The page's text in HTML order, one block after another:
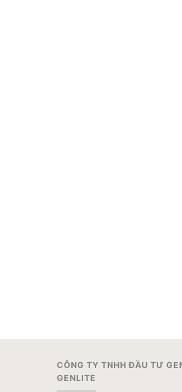
CÔNG TY TNHH ĐẦU TƯ
GENLITE